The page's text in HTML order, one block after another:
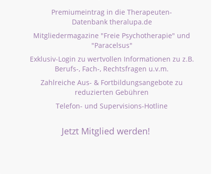
Premiumeintrag in die Therapeuten-
Datenbank theralupa.de
Mitgliedermagazine "Freie Psychotherapie" und
"Paracelsus"
Exklusiv-Login zu wertvollen Informationen zu z.B.
Berufs-, Fach-, Rechtsfragen u.v.m.
Zahlreiche Aus- & Fortbildungsangebote zu
reduzierten Gebühren
Telefon- und Supervisions-Hotline
Jetzt Mitglied werden!